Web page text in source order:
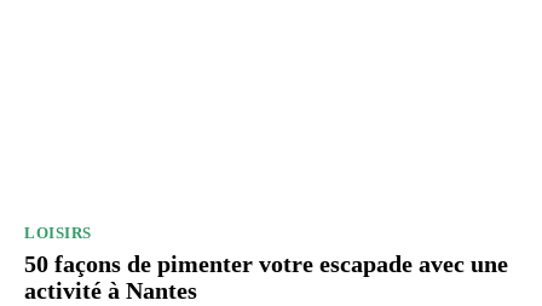
LOISIRS
50 façons de pimenter votre escapade avec une
activité à Nantes